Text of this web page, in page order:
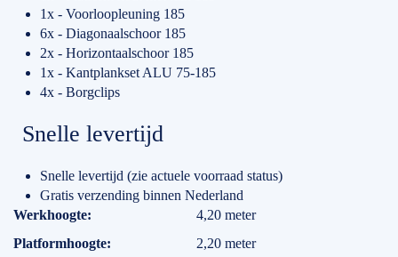
1x - Voorloopleuning 185
6x - Diagonaalschoor 185
2x - Horizontaalschoor 185
1x - Kantplankset ALU 75-185
4x - Borgclips
Snelle levertijd
Snelle levertijd (zie actuele voorraad status)
Gratis verzending binnen Nederland
Specificaties
Werkhoogte
4,20 meter
Platformhoogte
2,20 meter